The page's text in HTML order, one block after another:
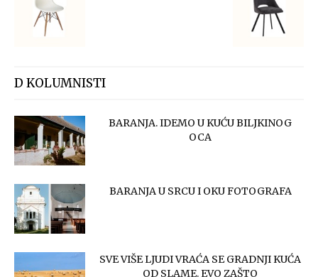
D KOLUMNISTI
BARANJA. IDEMO U KUĆU BILJKINOG
OCA
BARANJA U SRCU I OKU FOTOGRAFA
SVE VIŠE LJUDI VRAĆA SE GRADNJI KUĆA
OD SLAME. EVO ZAŠTO